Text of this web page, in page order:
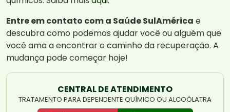
Entre em contato com a Saúde SulAmérica e
descubra como podemos ajudar você ou alguém que
você ama a encontrar o caminho da recuperação. A
mudança pode começar hoje!
CENTRAL DE ATENDIMENTO
TRATAMENTO PARA DEPENDENTE QUÍMICO OU ALCOÓLATRA